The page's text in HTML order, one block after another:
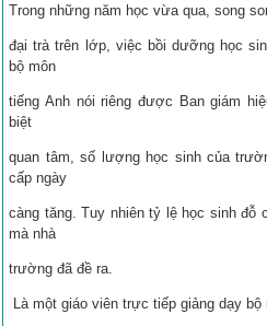
Trong những năm học vừa qua, song
đại trà trên lớp, việc bồi dưỡng học
bộ môn
tiếng Anh nói riêng được Ban giám
biệt
quan tâm, số lượng học sinh của
cấp ngày
càng tăng. Tuy nhiên tỷ lệ học sinh đỗ
mà nhà
trường đã đề ra.
Là một giáo viên trực tiếp giảng dạy